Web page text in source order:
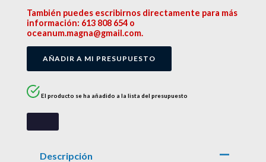
También puedes escribirnos directamente para más
información: 613 808 654 o
oceanum.magna@gmail.com.
AÑADIR A MI PRESUPUESTO
El producto se ha añadido a la lista del presupuesto
Descripción